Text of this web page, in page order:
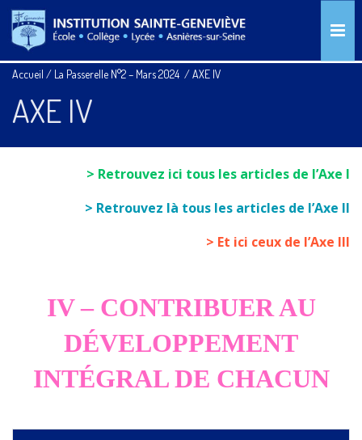
Accueil / La Passerelle N°2 – Mars 2024 /AXE IV
AXE IV
> Retrouvez ici tous les articles de l’Axe I
> Retrouvez là tous les articles de l’Axe II
> Et ici ceux de l’Axe III
IV – CONTRIBUER AU
DÉVELOPPEMENT
INTÉGRAL DE CHACUN